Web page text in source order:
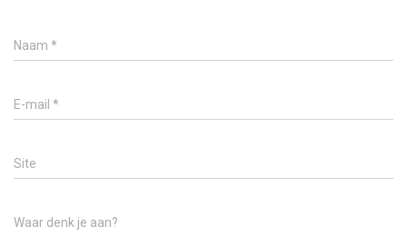
Naam *
E-mail *
Site
Waar denk je aan?